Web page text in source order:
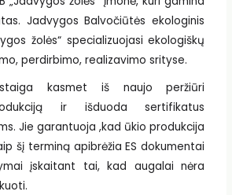
Jadvygos Balvočiūtės ekologinis
žolės“ specializuojasi ekologiškų
perdirbimo, realizavimo srityse.
kasmet iš naujo peržiūri
ir išduoda sertifikatus
Jie garantuoja ,kad ūkio produkcija
šį terminą apibrėžia ES dokumentai
įskaitant tai, kad augalai nėra